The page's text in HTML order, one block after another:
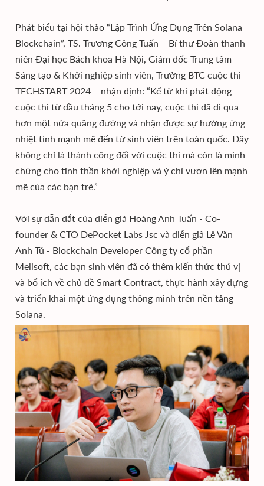
Phát biểu tại hội thảo “Lập Trình Ứng Dụng Trên Solana
Blockchain”, TS. Trương Công Tuấn – Bí thư Đoàn thanh
niên Đại học Bách khoa Hà Nội, Giám đốc Trung tâm
Sáng tạo & Khởi nghiệp sinh viên, Trưởng BTC cuộc thi
TECHSTART 2024 – nhận định: “Kể từ khi phát động
cuộc thi từ đầu tháng 5 cho tới nay, cuộc thi đã đi qua
hơn một nửa quãng đường và nhận được sự hưởng ứng
nhiệt tình mạnh mẽ đến từ sinh viên trên toàn quốc. Đây
không chỉ là thành công đối với cuộc thi mà còn là minh
chứng cho tinh thần khởi nghiệp và ý chí vươn lên mạnh
mẽ của các bạn trẻ.”
Với sự dẫn dắt của diễn giả Hoàng Anh Tuấn - Co-
founder & CTO DePocket Labs Jsc và diễn giả Lê Văn
Anh Tú - Blockchain Developer Công ty cổ phần
Melisoft, các bạn sinh viên đã có thêm kiến thức thú vị
và bổ ích về chủ đề Smart Contract, thực hành xây dựng
và triển khai một ứng dụng thông minh trên nền tảng
Solana.